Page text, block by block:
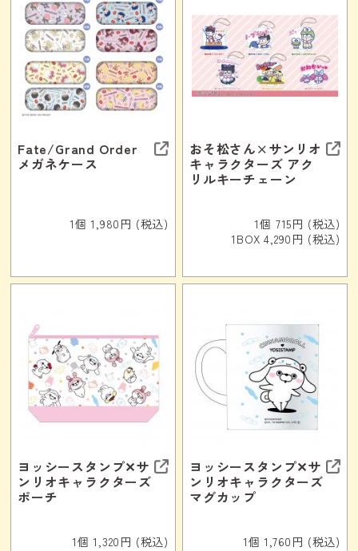
Fate/Grand Order
メガネケース
1個 1,980円 (税込)
おそ松さん×サンリオ
キャラクターズ アク
リルキーチェーン
1個 715円 (税込)
1BOX 4,290円 (税込)
ヨッシースタンプ✕サ
ンリオキャラクターズ
ポーチ
1個 1,320円 (税込)
ヨッシースタンプ✕サ
ンリオキャラクターズ
マグカップ
1個 1,760円 (税込)